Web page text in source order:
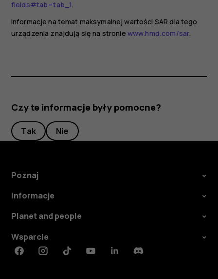
fields#tab=tab_1.
Informacje na temat maksymalnej wartości SAR dla tego
urządzenia znajdują się na stronie www.hmd.com/sar.
Czy te informacje były pomocne?
Tak Nie
Poznaj
Informacje
Planet and people
Wsparcie
FacebookInstagramTiktokYoutubeLinkedinDiscord